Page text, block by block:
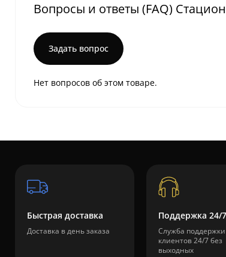
Вопросы и ответы (FAQ)
Задать вопрос
Нет вопросов об этом товаре.
Быстрая доставка
Доставка в день заказа
Поддержка 24/7
Служба поддержки
клиентов 24/7 без
выходных